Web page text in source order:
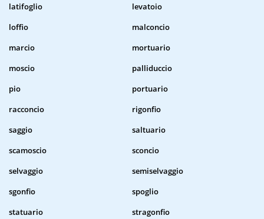
latifoglio
levatoio
loffio
malconcio
marcio
mortuario
moscio
palliduccio
pio
portuario
racconcio
rigonfio
saggio
saltuario
scamoscio
sconcio
selvaggio
semiselvaggio
sgonfio
spoglio
statuario
stragonfio